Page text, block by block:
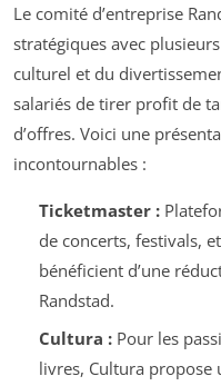
Le comité d’entreprise
stratégiques avec
culturel et du
salariés de tirer profit de
d’offres. Voici une
incontournables :
Ticketmaster :
de concerts, festivals,
bénéficient d’une
Randstad.
Cultura :Pour les
livres, Cultura propose